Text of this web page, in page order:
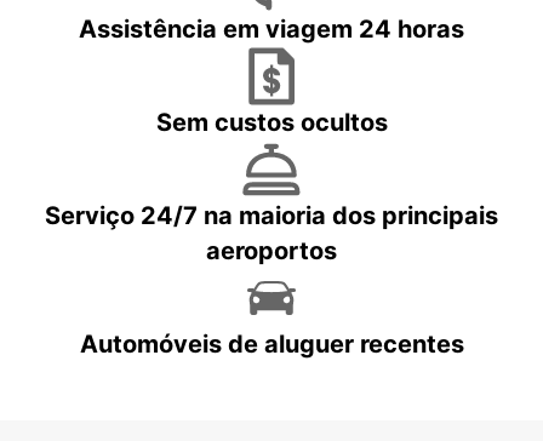
Assistência em viagem 24 horas
Sem custos ocultos
Serviço 24/7 na maioria dos principais
aeroportos
Automóveis de aluguer recentes